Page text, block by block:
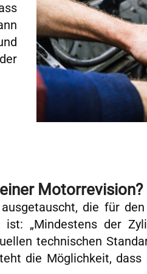
Motorrevision?
die für
„Mindestens der
technischen
die Möglichkeit,